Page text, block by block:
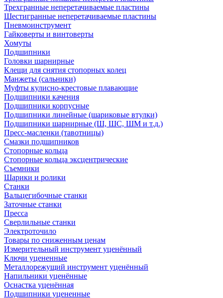
Трехгранные неперетачиваемые пластины
Шестигранные неперетачиваемые пластины
Пневмоинструмент
Гайковерты и винтоверты
Хомуты
Подшипники
Головки шарнирные
Клещи для снятия стопорных колец
Манжеты (сальники)
Муфты кулисно-крестовые плавающие
Подшипники качения
Подшипники корпусные
Подшипники линейные (шариковые втулки)
Подшипники шарнирные (Ш, ШС, ШМ и т.д.)
Пресс-масленки (тавотницы)
Смазки подшипников
Стопорные кольца
Стопорные кольца эксцентрические
Съемники
Шарики и ролики
Станки
Вальцегибочные станки
Заточные станки
Пресса
Сверлильные станки
Электроточило
Товары по сниженным ценам
Измерительный инструмент уценённый
Ключи уцененные
Металлорежущий инструмент уценённый
Напильники уценённые
Оснастка уценённая
Подшипники уцененные